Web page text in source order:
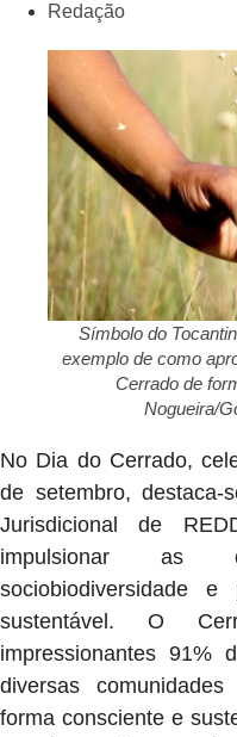
Redação
Símbolo do
exemplo de como
Cerrado de
Nogueira/
No Dia do Cerrado,
de setembro, destaca-
Jurisdicional de
impulsionar as
sociobiodiversidade e
sustentável. O
impressionantes 91%
diversas
forma consciente e